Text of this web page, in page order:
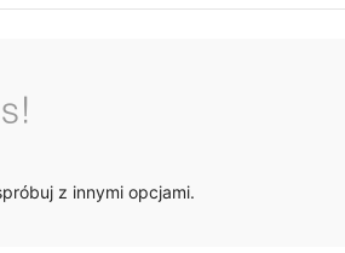
z innymi opcjami.